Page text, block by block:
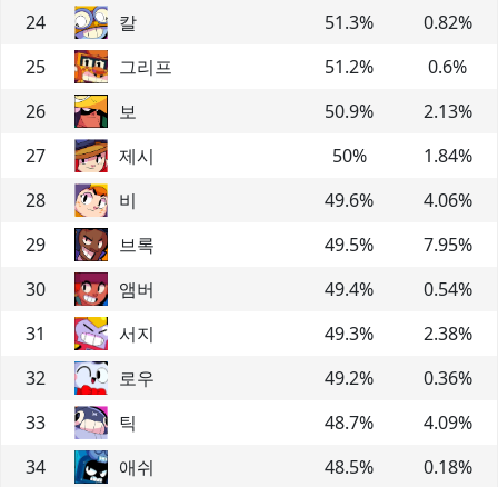
24
칼 51.3% 0.82%
25
그리프 51.2% 0.6%
26
보 50.9% 2.13%
27
제시 50% 1.84%
28
비 49.6% 4.06%
29
브록 49.5% 7.95%
30
앰버 49.4% 0.54%
31
서지 49.3% 2.38%
32
로우 49.2% 0.36%
33
틱 48.7% 4.09%
34
애쉬 48.5% 0.18%